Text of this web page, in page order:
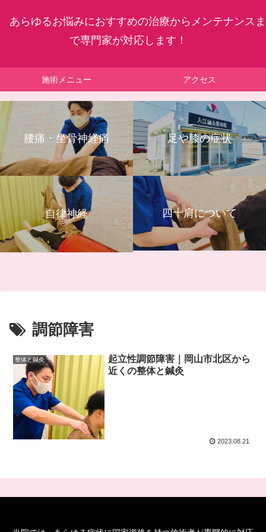
あらゆるお悩みにおすすめの治療からメンテナンスま
で専門家が対応します！
施術メニュー アクセス
腰痛・坐骨神経痛 足や膝の症状
自律神経 四十肩について
調節障害
整体と鍼灸
起立性調節障害｜岡山市北区から
近くの整体と鍼灸
2023.08.21